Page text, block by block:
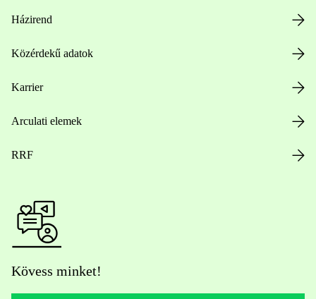
Házirend
Közérdekű adatok
Karrier
Arculati elemek
RRF
Kövess minket!